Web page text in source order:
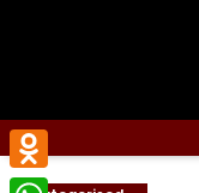
Odnoklassniki